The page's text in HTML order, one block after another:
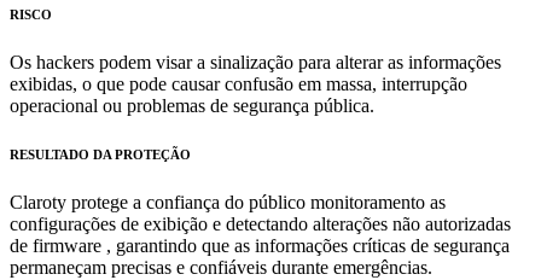
RISCO
Os hackers podem visar a sinalização para alterar as informações
exibidas, o que pode causar confusão em massa, interrupção
operacional ou problemas de segurança pública.
RESULTADO DA PROTEÇÃO
Claroty protege a confiança do público monitoramento as
configurações de exibição e detectando alterações não autorizadas
de firmware , garantindo que as informações críticas de segurança
permaneçam precisas e confiáveis durante emergências.